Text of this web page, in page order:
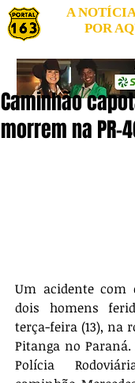
A
POR
Caminhão
morrem na PR-
Um acidente com
dois homens
terça-feira (13), na
Pitanga no
Polícia